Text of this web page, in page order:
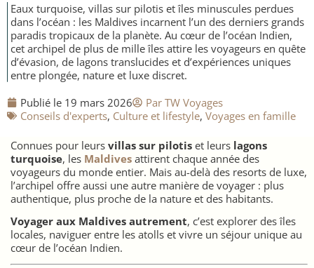
Eaux turquoise, villas sur pilotis et îles minuscules perdues
dans l’océan : les Maldives incarnent l’un des derniers grands
paradis tropicaux de la planète. Au cœur de l’océan Indien,
cet archipel de plus de mille îles attire les voyageurs en quête
d’évasion, de lagons translucides et d’expériences uniques
entre plongée, nature et luxe discret.
Publié le 19 mars 2026 Par TW Voyages
​Conseils d'experts, ​Culture et lifestyle, ​Voyages en famille
Connues pour leurs villas sur pilotis et leurs lagons
turquoise, les Maldives attirent chaque année des
voyageurs du monde entier. Mais au-delà des resorts de luxe,
l’archipel offre aussi une autre manière de voyager : plus
authentique, plus proche de la nature et des habitants.
Voyager aux Maldives autrement, c’est explorer des îles
locales, naviguer entre les atolls et vivre un séjour unique au
cœur de l’océan Indien.